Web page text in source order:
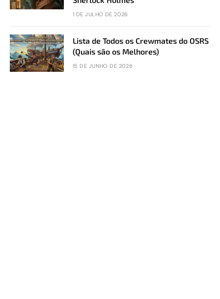
1 DE JULHO DE 2026
Lista de Todos os Crewmates do OSRS
(Quais são os Melhores)
15 DE JUNHO DE 2026